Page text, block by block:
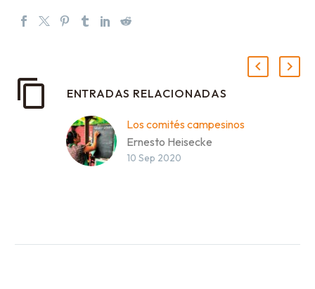
ENTRADAS RELACIONADAS
Los comités campesinos
Ernesto Heisecke
Decidamos Después de
10 Sep 2020